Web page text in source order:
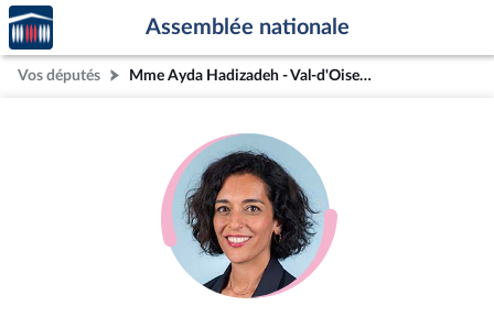
Aller au contenu
Aller en bas de la page
Accèder
à la
page
d'accueil
Assemblée nationale
Vos députés Mme Ayda Hadizadeh - Val-d'Oise (2e circonscription)